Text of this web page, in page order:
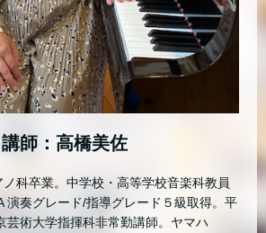
講師：高橋美佐
科卒業。中学校・高等学校音楽科教員
演奏グレード/指導グレード５級取得。平
芸術大学指揮科非常勤講師。ヤマハ